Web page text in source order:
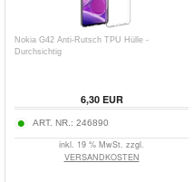
Nokia G42 Anti-Rutsch TPU Hülle -
Durchsichtig
6,30EUR
ART. NR.: 246890
inkl. 19 % MwSt. zzgl.
VERSANDKOSTEN